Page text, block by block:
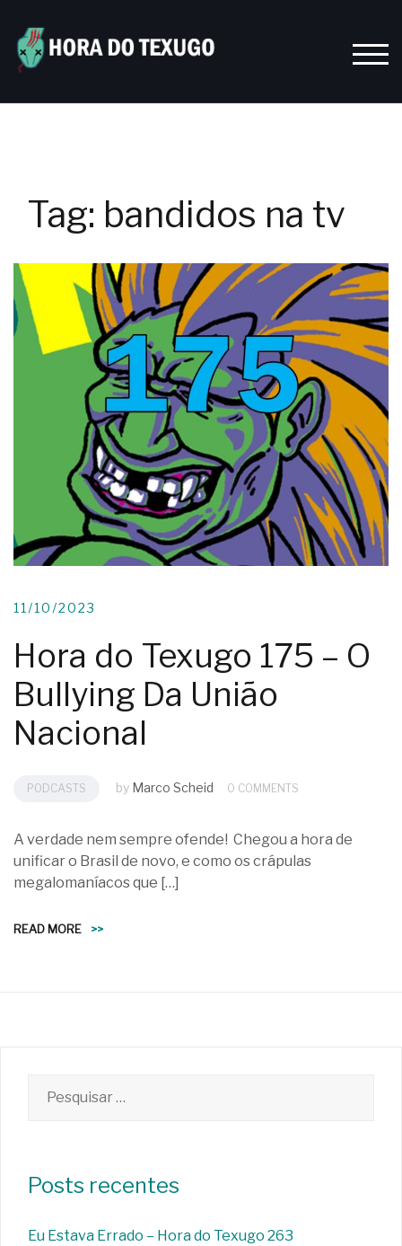
content
Tag: bandidos na tv
11/10/2023
Hora do Texugo 175 – O
Bullying Da União
Nacional
PODCASTS by Marco Scheid 0 COMMENTS
A verdade nem sempre ofende! Chegou a hora de
unificar o Brasil de novo, e como os crápulas
megalomaníacos que […]
READ MORE >>
por:
Posts recentes
Eu Estava Errado – Hora do Texugo 263